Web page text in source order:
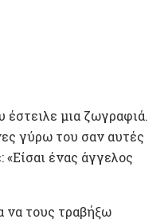
έστειλε μια ζωγραφιά.
γύρω του σαν αυτές
ένας άγγελος
να τους τραβήξω